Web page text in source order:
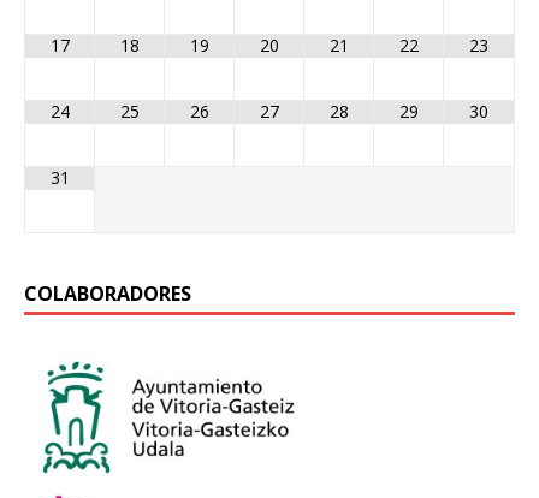
17 18 19 20 21 22 23
24 25 26 27 28 29 30
31
COLABORADORES